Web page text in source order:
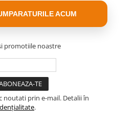
ACUM
promotiile noastre
noutati prin e-mail. Detalii în
.